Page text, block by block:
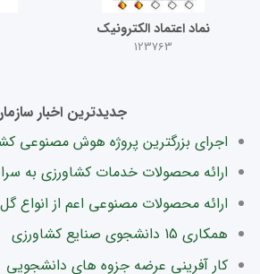
نماد اعتماد الکترونیک
123763
جدیدترین اخبار
اجرای بزرگترین پروژه هوش مصنوعی
ارائه محصولات خدمات کشاورزی به
ارائه محصولات مصنوعی اعم از انواع
همکاری 15 دانشجوی صنایع کشاورزی
کار آفرینی عرضه جزوه های دانشجویی